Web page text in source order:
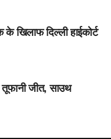
खिलाफ दिल्ली हाईकोर्ट
जीत, साउथ